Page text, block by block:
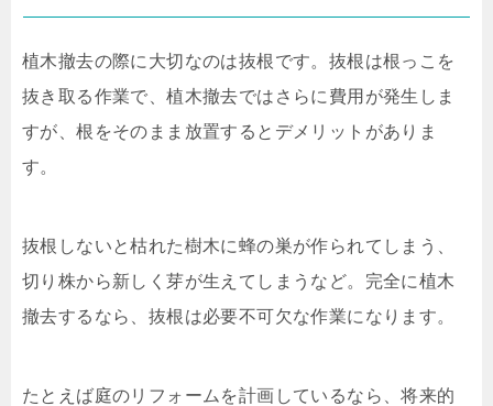
植木撤去の際に大切なのは抜根です。抜根は根っこを
抜き取る作業で、植木撤去ではさらに費用が発生しま
すが、根をそのまま放置するとデメリットがありま
す。
抜根しないと枯れた樹木に蜂の巣が作られてしまう、
切り株から新しく芽が生えてしまうなど。完全に植木
撤去するなら、抜根は必要不可欠な作業になります。
たとえば庭のリフォームを計画しているなら、将来的